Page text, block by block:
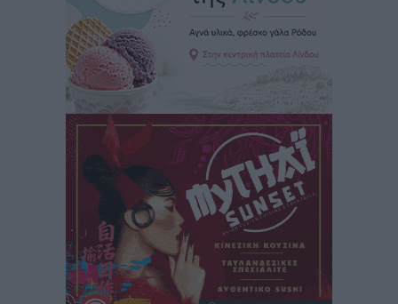
ASTYBUS: 27.642 διαδρομές στην Αστυπάλαια – Το
«έξυπνο» μοντέλο μετακίνησης που έγινε μέρος της
καθημερινότητας
Τοπικές Ειδήσεις• πριν 2 ώρες
Ερώτηση Μπελέρη σε Κομισιόν για τη δημιουργία
«σύγχρονου Ευρωπαϊκού Ταμείου Αντιμετώπισης
Φυσικών Καταστροφών»
πριν 3 ώρες
Έκκληση γονέων για να λειτουργήσει ο
Βρεφονηπιακός Σταθμός Κάσου
Τοπικές Ειδήσεις• πριν 3 ώρες